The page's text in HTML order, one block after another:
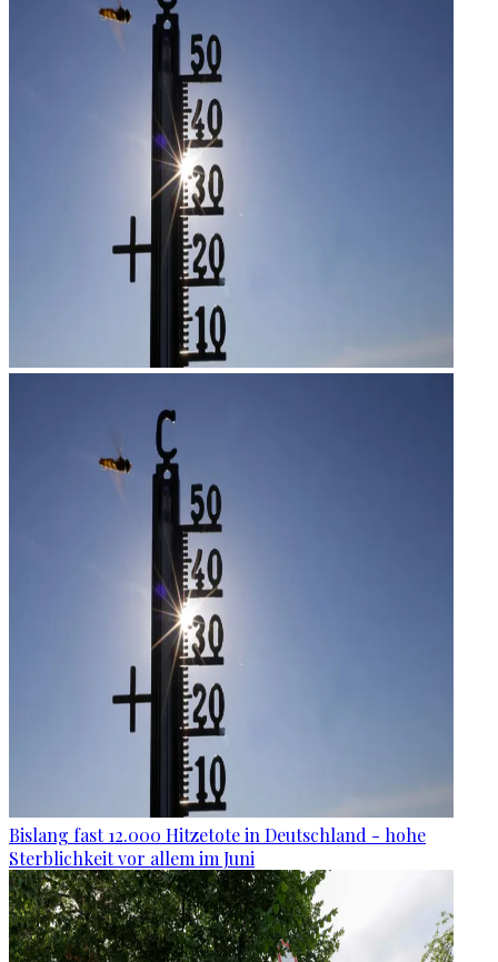
Bislang fast 12.000 Hitzetote in Deutschland - hohe
Sterblichkeit vor allem im Juni